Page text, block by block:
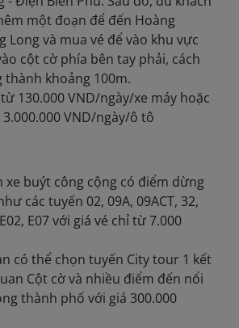
một đoạn để đến Hoàng
Long và mua vé để vào khu vực
cột cờ phía bên tay phải, cách
thành khoảng 100m.
130.000 VND/ngày/xe máy hoặc
VND/ngày/ô tô
xe buýt công cộng có điểm dừng
các tuyến 02, 09A, 09ACT, 32,
E07 với giá vé chỉ từ 7.000
có thể chọn tuyến City tour 1 kết
Cột cờ và nhiều điểm đến nổi
thành phố với giá 300.000